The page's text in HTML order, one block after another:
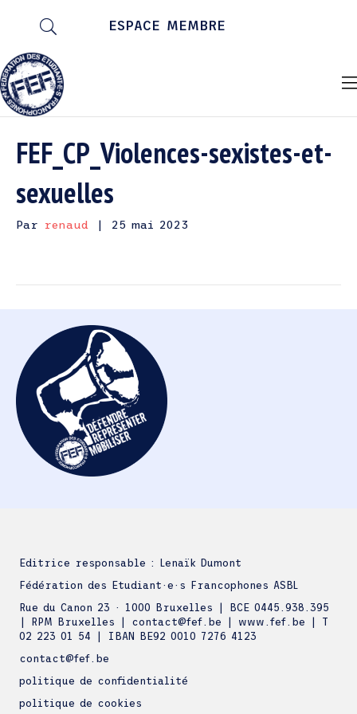
ESPACE MEMBRE
FEF_CP_Violences-sexistes-et-
sexuelles
Par renaud | 25 mai 2023
Editrice responsable : Lenaïk Dumont
Fédération des Etudiant·e·s Francophones ASBL
Rue du Canon 23 · 1000 Bruxelles | BCE 0445.938.395
| RPM Bruxelles | contact@fef.be | www.fef.be | T
02 223 01 54 | IBAN BE92 0010 7276 4123
contact@fef.be
politique de confidentialité
politique de cookies